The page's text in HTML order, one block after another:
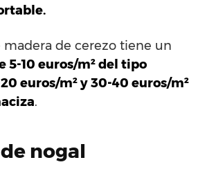
madera de cerezo tiene un
5-10 euros/m² del tipo
euros/m² y 30-40 euros/m²
.
nogal